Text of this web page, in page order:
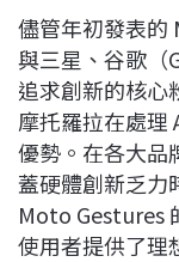
儘管年初發表的
與三星、谷歌（
追求創新的核心
摩托羅拉在處理
優勢。在各大品
蓋硬體創新乏力
Moto Gestures
使用者提供了理